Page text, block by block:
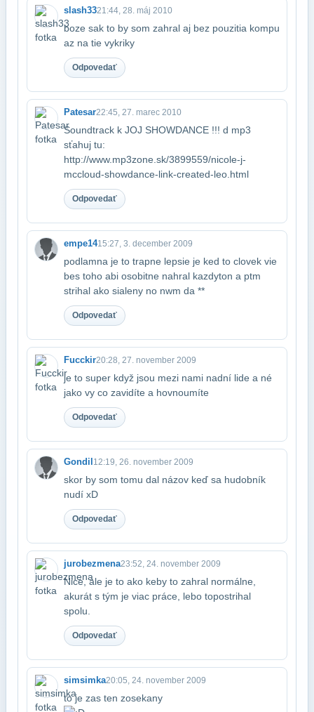
slash3321:44, 28. máj 2010
boze sak to by som zahral aj bez pouzitia kompu
az na tie vykriky
Odpovedať
Patesar22:45, 27. marec 2010
Soundtrack k JOJ SHOWDANCE !!! d mp3
sťahuj tu:​
http://www.mp3zone.sk/3899559/nicole-j-
mccloud-showdance-link-created-leo.html
Odpovedať
empe1415:27, 3. december 2009
podlamna je to trapne lepsie je ked to clovek vie
bes toho abi osobitne nahral kazdy​ton a ptm
strihal ako sialeny no nwm da **
Odpovedať
Fucckir20:28, 27. november 2009
je to super když jsou mezi nami nadní lide a né
jako vy co zavidíte a hovno​umíte
Odpovedať
Gondil12:19, 26. november 2009
skor by som tomu dal názov keď sa hudobník
nudí xD
Odpovedať
jurobezmena23:52, 24. november 2009
Nice, ale je to ako keby to zahral normálne,
akurát s tým je viac práce, lebo to​postrihal
spolu.
Odpovedať
simsimka20:05, 24. november 2009
to je zas ten zosekany